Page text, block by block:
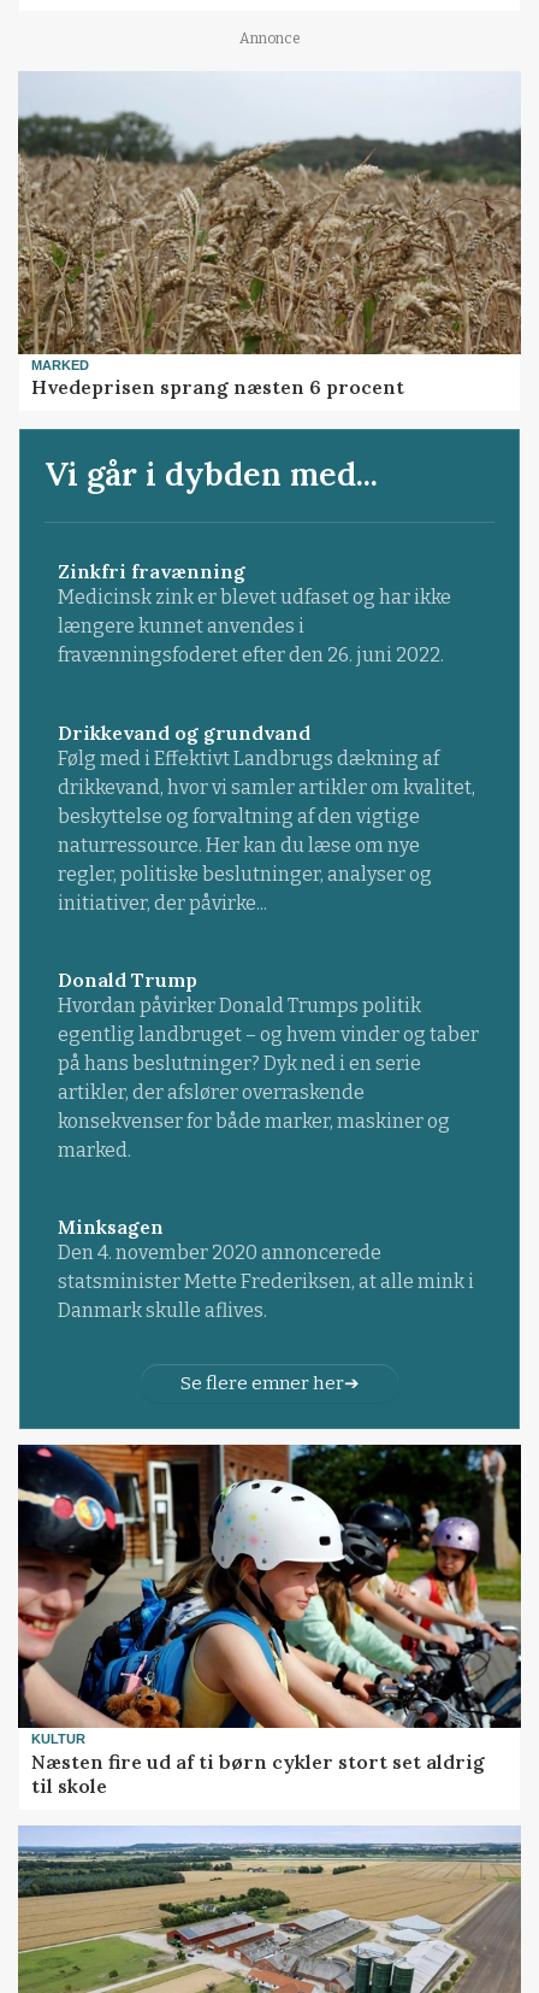
Annonce
MARKED
Hvedeprisen sprang næsten 6 procent
Vi går i dybden med...
Zinkfri fravænning
Medicinsk zink er blevet udfaset og har ikke
længere kunnet anvendes i
fravænningsfoderet efter den 26. juni 2022.
Drikkevand og grundvand
Følg med i Effektivt Landbrugs dækning af
drikkevand, hvor vi samler artikler om kvalitet,
beskyttelse og forvaltning af den vigtige
naturressource. Her kan du læse om nye
regler, politiske beslutninger, analyser og
initiativer, der påvirke...
Donald Trump
Hvordan påvirker Donald Trumps politik
egentlig landbruget – og hvem vinder og taber
på hans beslutninger? Dyk ned i en serie
artikler, der afslører overraskende
konsekvenser for både marker, maskiner og
marked.
Minksagen
Den 4. november 2020 annoncerede
statsminister Mette Frederiksen, at alle mink i
Danmark skulle aflives.
Se flere emner her
KULTUR
Næsten fire ud af ti børn cykler stort set aldrig
til skole